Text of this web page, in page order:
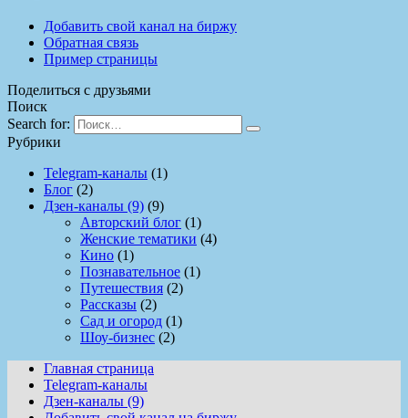
Добавить свой канал на биржу
Обратная связь
Пример страницы
Поделиться с друзьями
Поиск
Search for:
Рубрики
Telegram-каналы (1)
Блог (2)
Дзен-каналы (9) (9)
Авторский блог (1)
Женские тематики (4)
Кино (1)
Познавательное (1)
Путешествия (2)
Рассказы (2)
Сад и огород (1)
Шоу-бизнес (2)
Главная страница
Telegram-каналы
Дзен-каналы (9)